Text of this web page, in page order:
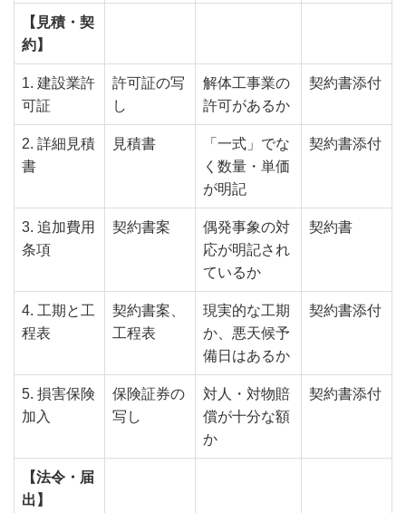
【見積・契
約】
1. 建設業許
可証
許可証の写
し
解体工事業の
許可があるか
契約書添付
2. 詳細見積
書
見積書
「一式」でな
く数量・単価
が明記
契約書添付
3. 追加費用
条項
契約書案
偶発事象の対
応が明記され
ているか
契約書
4. 工期と工
程表
契約書案、
工程表
現実的な工期
か、悪天候予
備日はあるか
契約書添付
5. 損害保険
加入
保険証券の
写し
対人・対物賠
償が十分な額
か
契約書添付
【法令・届
出】